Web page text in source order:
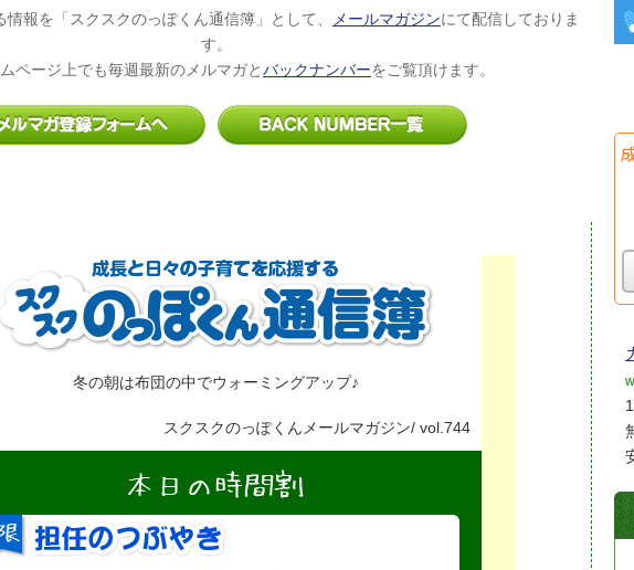
報を「スクスクのっぽくん通信簿」として、 メールマガジンにて配信しておりま
す。
ページ上でも毎週最新のメルマガとバックナンバーをご覧頂けます。
冬の朝は布団の中でウォーミングアップ♪
スクスクのっぽくんメールマガジン/ vol.744